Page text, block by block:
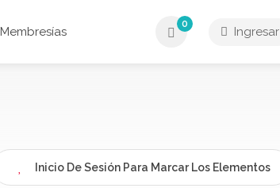
Membresías
0
Ingresar
Inicio De Sesión Para Marcar Los Elementos